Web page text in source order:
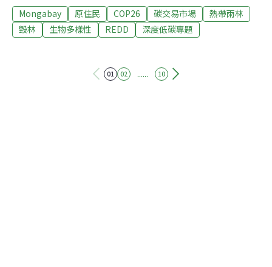
180個國家的代表們，造訪印尼峇里島的主要目的，是為
了參加聯合國氣候變遷綱要公約第13次締約方會議
氣候政策的轉捩點為期兩週的氣候大會，各國代表在形塑
Mongabay 原住民 COP26 碳交易市場
熱帶雨林
毀林
生物多樣性 REDD 深度低碳專題
01 02 ...... 10